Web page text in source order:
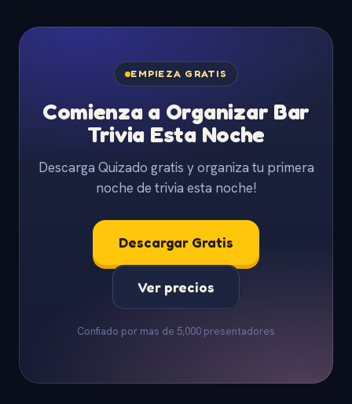
EMPIEZA GRATIS
Comienza a Organizar Bar
Trivia Esta Noche
Descarga Quizado gratis y organiza tu primera
noche de trivia esta noche!
Descargar Gratis
Ver precios
Confiado por mas de 5,000 presentadores